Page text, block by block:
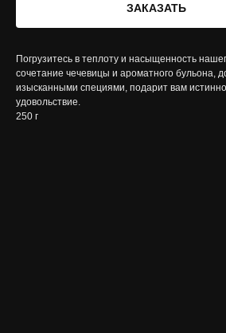
ЗАКАЗАТЬ
Погрузитесь в теплоту и насыщенность
сочетание чечевицы и ароматного бульона,
изысканными специями, подарит вам
удовольствие.
250 г